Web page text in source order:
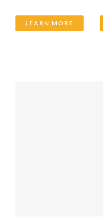
LEARN MORE